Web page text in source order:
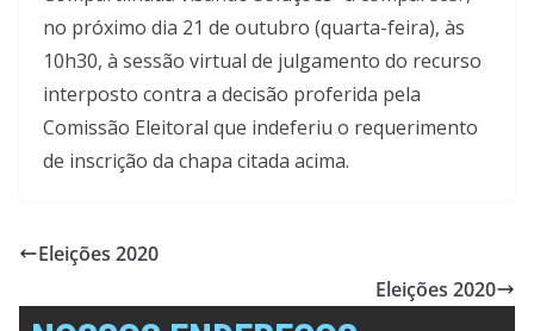
no próximo dia 21 de outubro (quarta-feira), às
10h30, à sessão virtual de julgamento do recurso
interposto contra a decisão proferida pela
Comissão Eleitoral que indeferiu o requerimento
de inscrição da chapa citada acima.
Eleições 2020
Eleições 2020